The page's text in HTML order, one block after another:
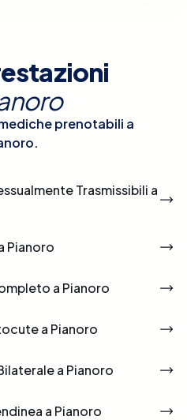
prenotabili a
.
Trasmissibili a
Pianoro
a Pianoro
a Pianoro
a Pianoro
a Pianoro